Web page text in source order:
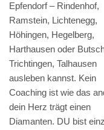
Epfendorf – Rindenhof,
Ramstein, Lichtenegg,
Höhingen, Hegelberg,
Harthausen oder
Trichtingen, Talhausen
ausleben kannst. Kein
Coaching ist wie das
dein Herz trägt einen
Diamanten. DU bist